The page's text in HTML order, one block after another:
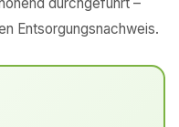
Entsorgungsnachweis.